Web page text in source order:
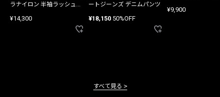
ラナイロン 半袖ラッシュガ
¥14,300
ートジーンズ デニムパンツ
¥18,150 50%OFF
¥9,900
すべて見る